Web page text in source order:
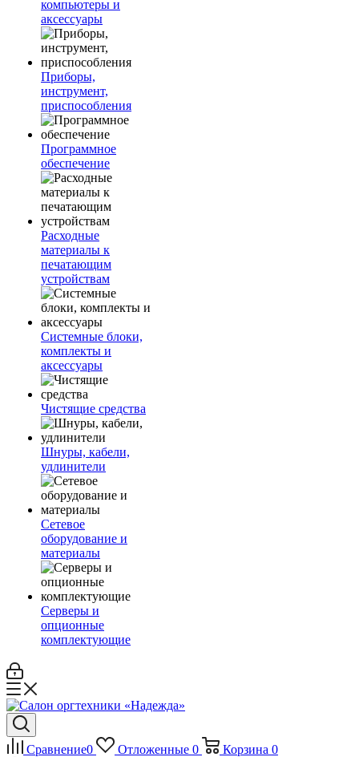
компьютеры и
аксессуары
Приборы,
инструмент,
приспособления
Программное
обеспечение
Расходные
материалы к
печатающим
устройствам
Системные блоки,
комплекты и
аксессуары
Чистящие средства
Шнуры, кабели,
удлинители
Сетевое
оборудование и
материалы
Серверы и
опционные
комплектующие
Сравнение0 Отложенные 0 Корзина 0